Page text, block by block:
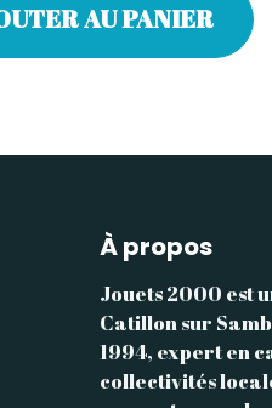
AU PANIER
À propos
Jouets 2000 est
Catillon sur
1994, expert en
collectivités